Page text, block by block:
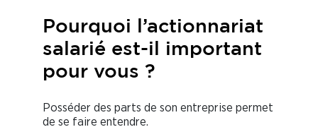
Pourquoi l’actionnariat
salarié est-il important
pour vous ?
Posséder des parts de son entreprise permet
de se faire entendre.